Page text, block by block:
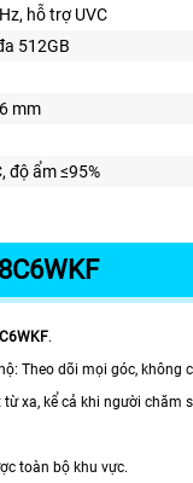
hỗ trợ UVC
512GB
mm
độ ẩm ≤95%
.
Theo dõi mọi góc, không
xa, kể cả khi người chăm
toàn bộ khu vực.